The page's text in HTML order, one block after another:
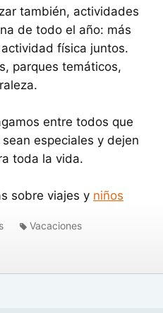
también, actividades
de todo el año: más
física juntos.
parques temáticos,
entre todos que
especiales y dejen
toda la vida.
sobre viajes y niños
Vacaciones